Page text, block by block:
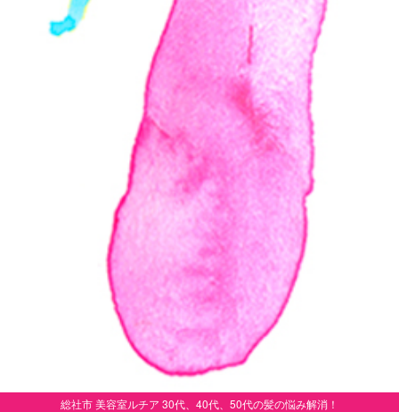
総社市 美容室ルチア 30代、40代、50代の髪の悩み解消！